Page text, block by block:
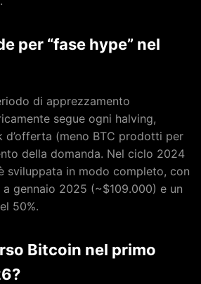
per “fase hype” nel
di apprezzamento
segue ogni halving,
d’offerta (meno BTC prodotti per
della domanda. Nel ciclo 2024
sviluppata in modo completo, con
gennaio 2025 (~$109.000) e un
50%.
Bitcoin nel primo